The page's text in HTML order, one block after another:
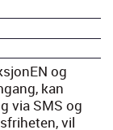
og
kan
via SMS og
vil